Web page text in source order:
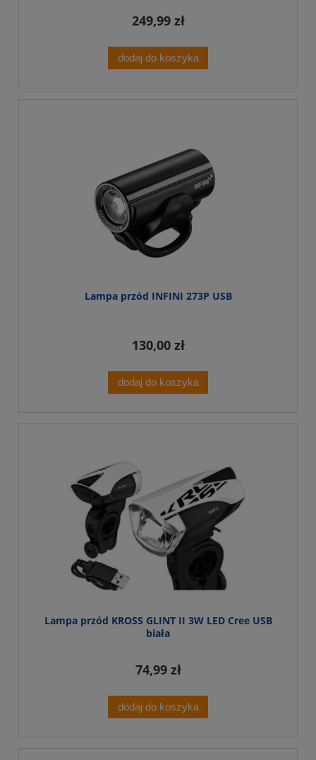
249,99 zł
dodaj do koszyka
Lampa przód INFINI 273P USB
130,00 zł
dodaj do koszyka
Lampa przód KROSS GLINT II 3W LED Cree USB
biała
74,99 zł
dodaj do koszyka